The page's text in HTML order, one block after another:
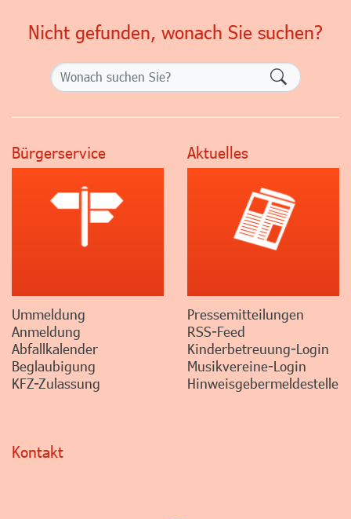
Nicht gefunden, wonach Sie suchen?
Bürgerservice
Ummeldung
Anmeldung
Abfallkalender
Beglaubigung
KFZ-Zulassung
Aktuelles
Pressemitteilungen
RSS-Feed
Kinderbetreuung-Login
Musikvereine-Login
Hinweisgebermeldestelle
Kontakt